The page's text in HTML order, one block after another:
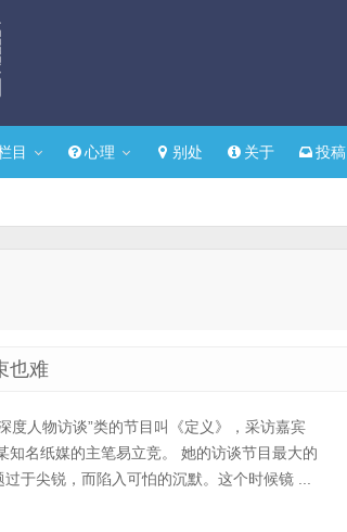
目 心理 别处 关于 投稿
也难
度人物访谈”类的节目叫《定义》，采访嘉宾
知名纸媒的主笔易立竞。 她的访谈节目最大的
于尖锐，而陷入可怕的沉默。这个时候镜 ...